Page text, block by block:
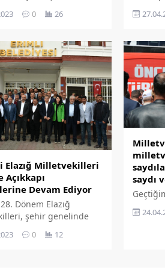
0 26
önceki
Elazığ
diyerek
Elazığ Milletvekilleri
Açıkkapı
Devam Ediyor
Dönem Elazığ
şehir genelinde
hem de Pazar
seçimler için
0 12
saydı